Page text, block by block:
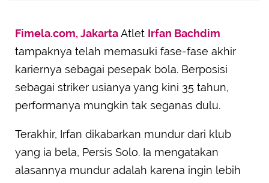
Fimela.com, JakartaAtlet Irfan Bachdim
tampaknya telah memasuki fase-fase akhir
kariernya sebagai pesepak bola. Berposisi
sebagai striker usianya yang kini 35 tahun,
performanya mungkin tak seganas dulu.
Terakhir, Irfan dikabarkan mundur dari klub
yang ia bela, Persis Solo. Ia mengatakan
alasannya mundur adalah karena ingin lebih